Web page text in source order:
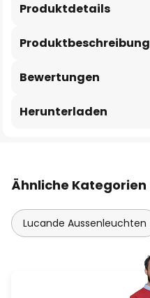
Produktbeschreibung
Produktdetails
Bewertungen
Herunterladen
Ähnliche Kategorien
Lucande Aussenleuchten